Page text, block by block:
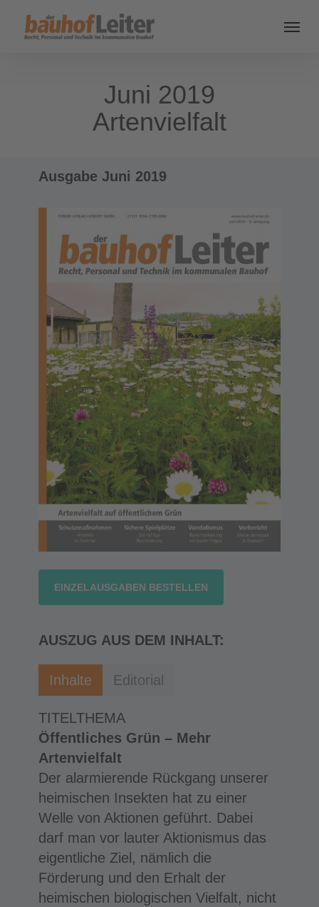
Juni 2019
Artenvielfalt
Ausgabe Juni 2019
EINZELAUSGABEN BESTELLEN
AUSZUG AUS DEM INHALT:
Inhalte Editorial
TITELTHEMA
Öffentliches Grün – Mehr
Artenvielfalt
Der alarmierende Rückgang unserer
heimischen Insekten hat zu einer
Welle von Aktionen geführt. Dabei
darf man vor lauter Aktionismus das
eigentliche Ziel, nämlich die
Förderung und den Erhalt der
heimischen biologischen Vielfalt, nicht